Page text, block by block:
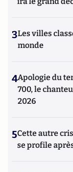
3Les villes
monde
4Apologie du
700, le
2026
5Cette autre
se profile